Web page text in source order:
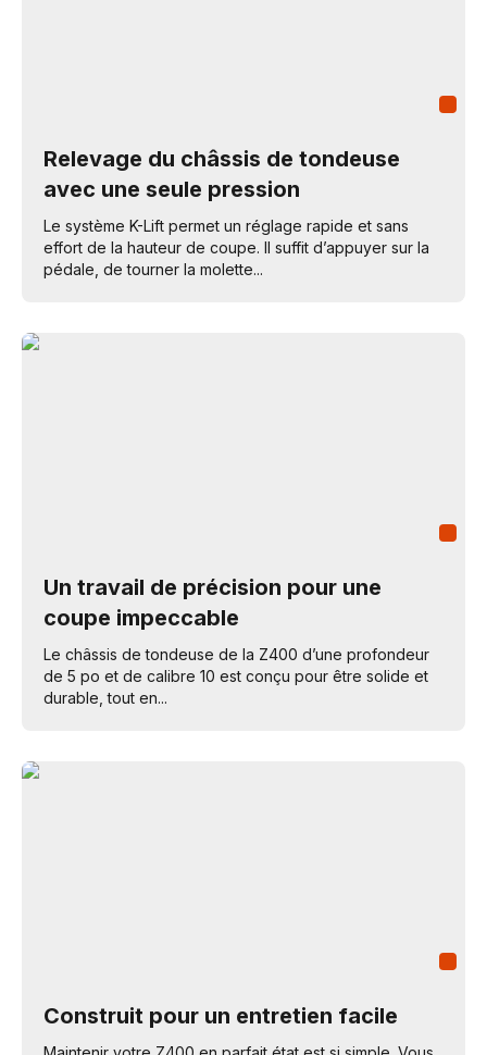
Relevage du châssis de tondeuse
avec une seule pression
Le système K-Lift permet un réglage rapide et sans
effort de la hauteur de coupe. Il suffit d’appuyer sur la
pédale, de tourner la molette...
Un travail de précision pour une
coupe impeccable
Le châssis de tondeuse de la Z400 d’une profondeur
de 5 po et de calibre 10 est conçu pour être solide et
durable, tout en...
Construit pour un entretien facile